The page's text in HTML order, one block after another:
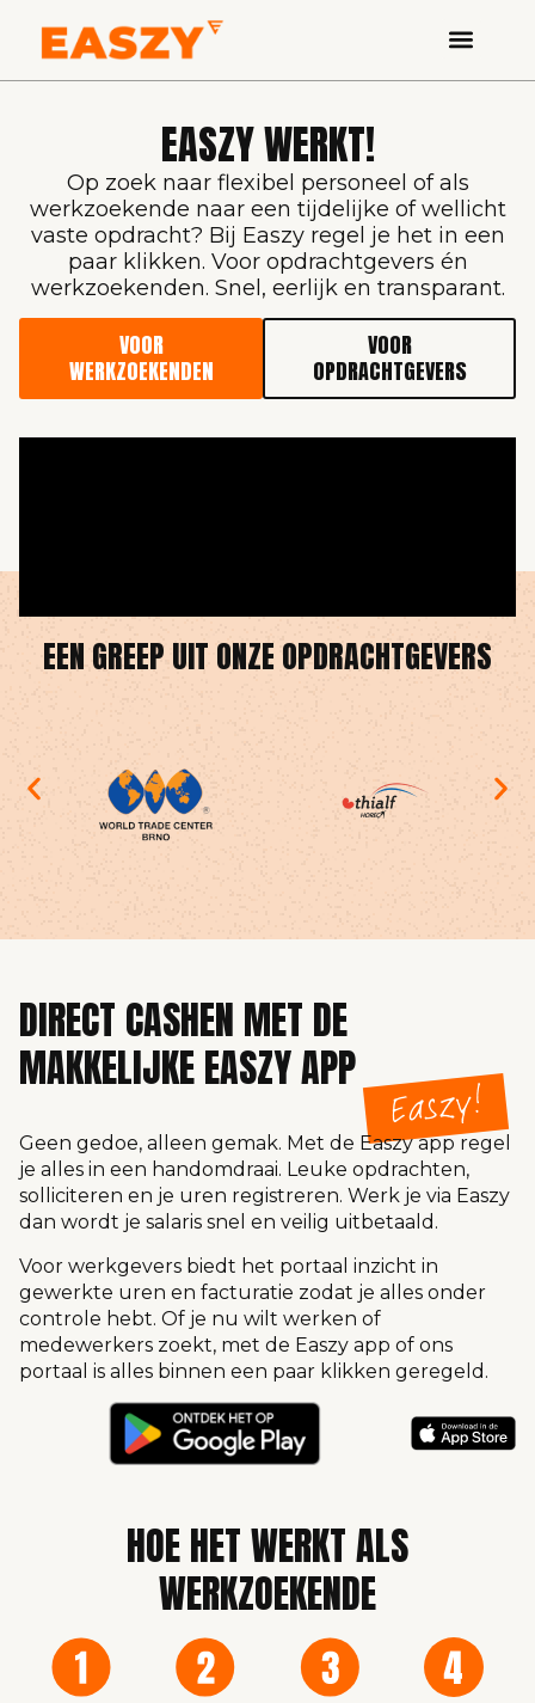
EASZY WERKT!
Op zoek naar flexibel personeel of als
werkzoekende naar een tijdelijke of wellicht
vaste opdracht? Bij Easzy regel je het in een
paar klikken. Voor opdrachtgevers én
werkzoekenden. Snel, eerlijk en transparant.
VOOR
WERKZOEKENDEN
VOOR
OPDRACHTGEVERS
EEN GREEP UIT ONZE OPDRACHTGEVERS
DIRECT CASHEN MET DE
MAKKELIJKE EASZY APP
Geen gedoe, alleen gemak. Met de Easzy app regel
je alles in een handomdraai. Leuke opdrachten,
solliciteren en je uren registreren. Werk je via Easzy
dan wordt je salaris snel en veilig uitbetaald.
Voor werkgevers biedt het portaal inzicht in
gewerkte uren en facturatie zodat je alles onder
controle hebt. Of je nu wilt werken of
medewerkers zoekt, met de Easzy app of ons
portaal is alles binnen een paar klikken geregeld.
HOE HET WERKT ALS
WERKZOEKENDE